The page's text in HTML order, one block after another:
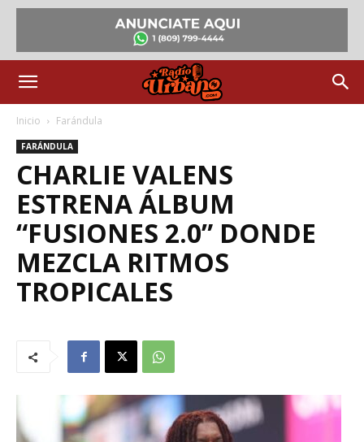
Inicio Farándula
FARÁNDULA
CHARLIE VALENS
ESTRENA ÁLBUM
“FUSIONES 2.0” DONDE
MEZCLA RITMOS
TROPICALES